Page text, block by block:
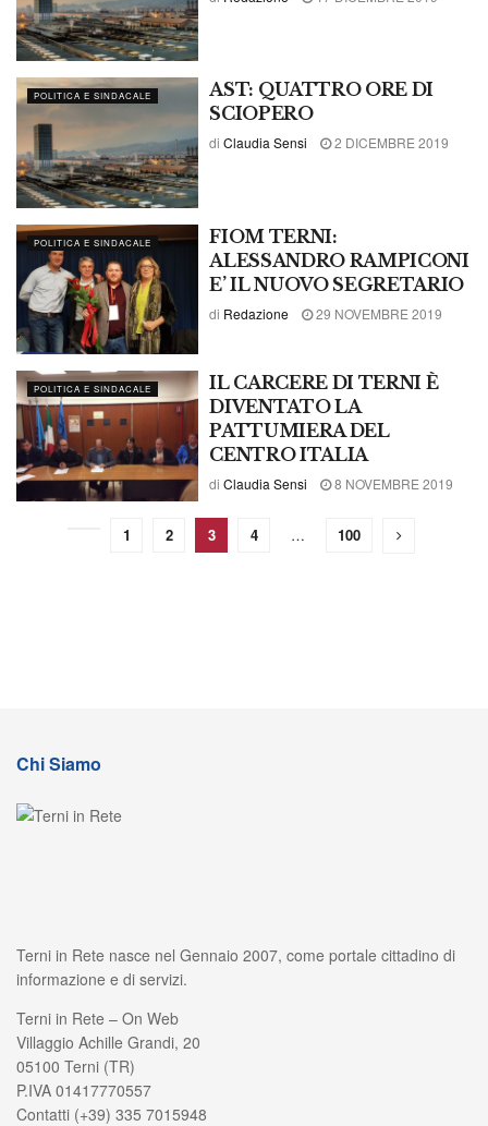
POLITICA E SINDACALE
AST: QUATTRO ORE DI
SCIOPERO
di Claudia Sensi 2 DICEMBRE 2019
POLITICA E SINDACALE
FIOM TERNI:
ALESSANDRO RAMPICONI
E’ IL NUOVO SEGRETARIO
di Redazione 29 NOVEMBRE 2019
POLITICA E SINDACALE
IL CARCERE DI TERNI È
DIVENTATO LA
PATTUMIERA DEL
CENTRO ITALIA
di Claudia Sensi 8 NOVEMBRE 2019
1 2 3 4 … 100
Chi Siamo
Terni in Rete nasce nel Gennaio 2007, come portale cittadino di
informazione e di servizi.
Terni in Rete – On Web
Villaggio Achille Grandi, 20
05100 Terni (TR)
P.IVA 01417770557
Contatti (+39) 335 7015948